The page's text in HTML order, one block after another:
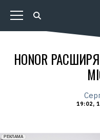
HONOR
19:02,
erid: 2VfnxxmNzs5
РЕКЛАМА